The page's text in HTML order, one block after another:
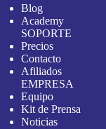
Blog
Academy
SOPORTE
Precios
Contacto
Afiliados
EMPRESA
Equipo
Kit de Prensa
Noticias